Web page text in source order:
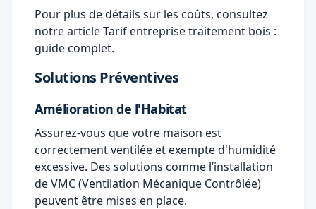
Pour plus de détails sur les coûts, consultez
notre articleTarif entreprise traitement bois :
guide complet.
Solutions Préventives
Amélioration de l'Habitat
Assurez-vous que votre maison est
correctement ventilée et exempte d'humidité
excessive. Des solutions comme l’installation
de VMC (Ventilation Mécanique Contrôlée)
peuvent être mises en place.